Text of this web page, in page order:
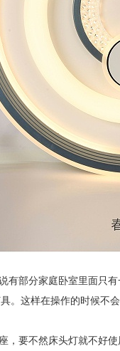
有部分家庭卧室里面只
具。这样在操作的时
要不然床头灯就不好使